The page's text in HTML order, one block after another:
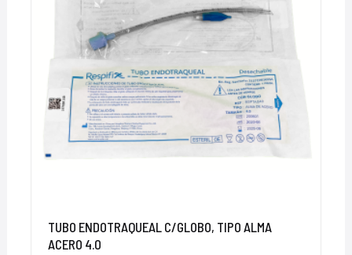
TUBO ENDOTRAQUEAL C/GLOBO, TIPO ALMA
ACERO 4.0